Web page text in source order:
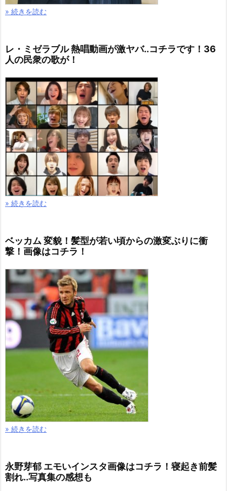
» 続きを読む
レ・ミゼラブル 熱唱動画が激ヤバ..コチラです！36
人の民衆の歌が！
» 続きを読む
ベッカム 変貌！髪型が若い頃からの激変ぶりに衝
撃！画像はコチラ！
» 続きを読む
永野芽郁 エモいインスタ画像はコチラ！寝起き前髪
割れ..写真集の感想も